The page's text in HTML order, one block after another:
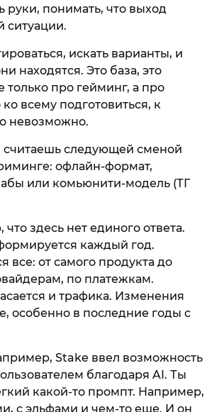
руки, понимать, что выход
ситуации.
искать варианты, и
находятся. Это база, это
про гейминг, а про
всему подготовиться, к
невозможно.
считаешь следующей сменой
офлайн-формат,
или комьюнити-модель (ТГ
здесь нет единого ответа.
каждый год.
все: от самого продукта до
по платежкам.
и трафика. Изменения
особенно в последние годы с
Stake ввел возможность
благодаря AI. Ты
какой-то промпт. Например,
с эльфами и чем-то еще. И он